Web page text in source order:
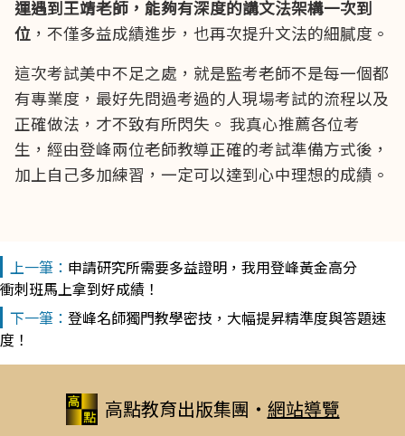
運遇到王靖老師，能夠有深度的講文法架構一次到
位 ，不僅多益成績進步，也再次提升文法的細膩度。
這次考試美中不足之處，就是監考老師不是每一個都
有專業度，最好先問過考過的人現場考試的流程以及
正確做法，才不致有所閃失。 我真心推薦各位考
生，經由登峰兩位老師教導正確的考試準備方式後，
加上自己多加練習，一定可以達到心中理想的成績。
申請研究所需要多益證明，我用登峰黃金高分
衝刺班馬上拿到好成績！
登峰名師獨門教學密技，大幅提昇精準度與答題速
度！
高點教育出版集團 ‧ 網站導覽